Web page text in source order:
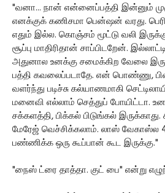
"வனா... நான் என்னைப்பத்தி இன்னும்
எனக்குக் கணிசமா பென்ஷன் வரது.
எதும் இல்ல. கொஞ்சம் மூட்டு வலி
சூப்பு மாதிரிதான் சாப்பிடறேன்.
அதுனால உனக்கு சமைக்கிற வேலை
பத்தி கவலைப்படாதே. என் பொண்ணு,
வளர்ந்து படிச்சு கல்யாணமாகி
மனைவி எல்லாம் செத்துப் போயிட்டா.
சக்களத்தி, பிக்கல் பிடுங்கல் இருக்காது.
மேரேஜ் வெச்சிக்கலாம். லாஸ் வேகாஸ்ல
பண்ணிக்க ஒரு கூப்பான் கூட இருக்கு."
"நைஸ் ட்ரை தாத்தா. குட் பை" என்று